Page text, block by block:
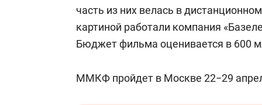
часть из них велась в
картиной работали компания
Бюджет фильма оценивается в 600
ММКФ пройдет в Москве 22−29